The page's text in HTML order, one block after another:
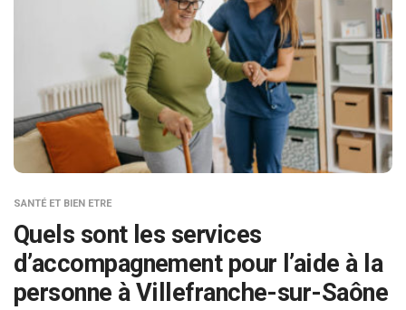
SANTÉ ET BIEN ETRE
Quels sont les services
d’accompagnement pour l’aide à la
personne à Villefranche-sur-Saône